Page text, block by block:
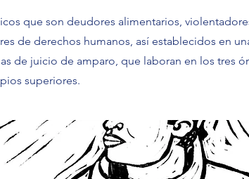
que son deudores alimentarios,
de derechos humanos, así establecidos en
de juicio de amparo, que laboran en los tres
superiores.